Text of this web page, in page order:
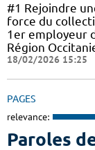
#1 Rejoindre
force du
1er employeur
Région
18/02/2026 15:25
PAGES
relevance:
Paroles